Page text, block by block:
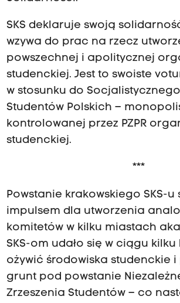
SKS deklaruje swoją
wzywa do prac na rzecz
powszechnej i apolitycznej
studenckiej. Jest to swoiste
w stosunku do
Studentów Polskich –
kontrolowanej przez PZPR
studenckiej.
***
Powstanie krakowskiego SKS-u
impulsem dla utworzenia
komitetów w kilku miastach
SKS-om udało się w ciągu
ożywić środowiska studenckie
grunt pod powstanie
Zrzeszenia Studentów – co